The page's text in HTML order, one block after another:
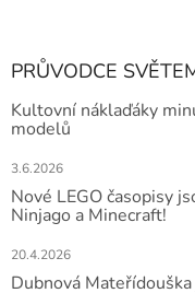
PRŮVODCE
Kultovní náklaďáky
modelů
3.6.2026
Nové LEGO časopisy
Ninjago a Minecraft!
20.4.2026
Dubnová